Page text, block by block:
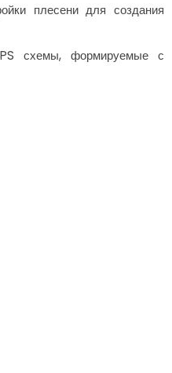
плесени для создания
схемы, формируемые с